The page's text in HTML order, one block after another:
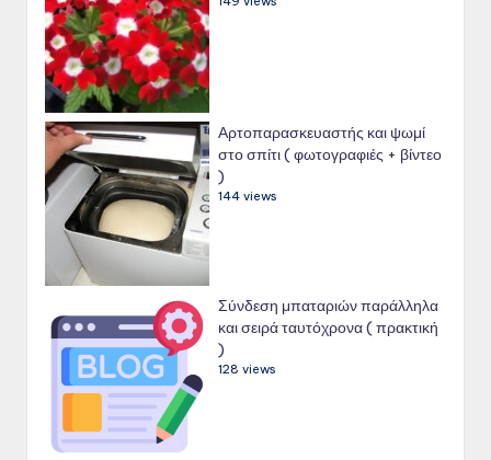
Αρτοπαρασκευαστής και ψωμί
στο σπίτι ( φωτογραφιές + βίντεο
)
144 views
Σύνδεση μπαταριών παράλληλα
και σειρά ταυτόχρονα ( πρακτική
)
128 views